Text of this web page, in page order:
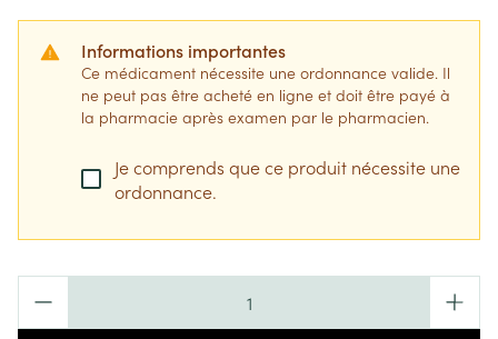
Informations importantes
Ce médicament nécessite une ordonnance valide. Il
ne peut pas être acheté en ligne et doit être payé à
la pharmacie après examen par le pharmacien.
Je comprends que ce produit nécessite une
ordonnance.